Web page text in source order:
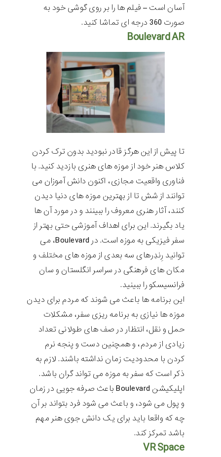
آسان است – فیلم ها را بر روی گوشی خود به
صورت 360 درجه ای تماشا کنید.
Boulevard AR
تا پیش از این هرگز قادر نبودید بدون ترک کردن
کلاس هنر خود از موزه های هنری بازدید کنید. با
فناوری واقعیت مجازی، اکنون دانش آموزان می
توانند از شش تا از بهترین موزه های دنیا دیدن
کنند، آثار هنری معروف را ببینند و در مورد آن ها
یاد بگیرند. این برای اهداف آموزشی حتی بهتر از
سفر فیزیکی به موزه است. در Boulevard، می
توانید رِندِرهای سه بعدی از موزه های مختلف و
مکان های فرهنگی در سراسر انگلستان و سان
فرانسیسکو را ببینید.
این برنامه ها باعث می شوند که مردم برای دیدن
موزه ها نیازی به برنامه ریزی سفر، مشکلات
حمل و نقل، انتظار در صف های طولانی تعداد
زیادی از مردم، و همچنین دست و پنجه نرم
کردن با محدودیت زمان نداشته باشند. لازم به
ذکر است که سفر به موزه می تواند گران باشد.
اپلیکیشن Boulevard باعث صرفه جویی در زمان
و پول می شود، و باعث می شود فرد بتواند بر آن
چه که واقعا باید برای یک دانش جوی هنر مهم
باشد تمرکز کند.
VR Space